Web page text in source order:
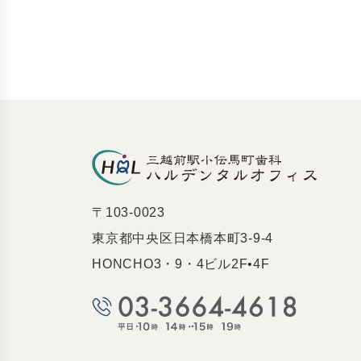
〒103-0023
東京都中央区日本橋本町3-9-4
HONCHO3・9・4ビル2F•4F